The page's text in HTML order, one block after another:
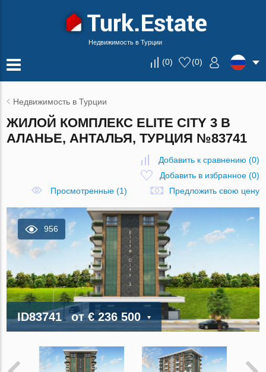
Недвижимость в Турции
(0) (0)
Недвижимость в Турции
ЖИЛОЙ КОМПЛЕКС ELITE CITY 3 В
АЛАНЬЕ, АНТАЛЬЯ, ТУРЦИЯ №83741
Добавить к сравнению (0)
Добавить в избранное(0)
Просмотренные (1)
Предложить свою цену
956
ID83741 от€ 236 500